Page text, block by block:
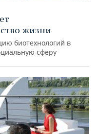
жизни
биотехнологий в
сферу